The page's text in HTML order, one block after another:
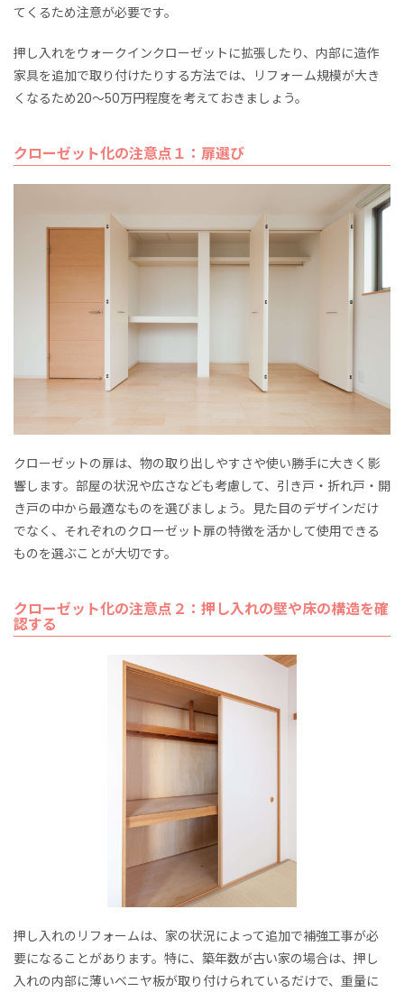
てくるため注意が必要です。
押し入れをウォークインクローゼットに拡張したり、内部に造作
家具を追加で取り付けたりする方法では、リフォーム規模が大き
くなるため20～50万円程度を考えておきましょう。
クローゼット化の注意点１：扉選び
クローゼットの扉は、物の取り出しやすさや使い勝手に大きく影
響します。部屋の状況や広さなども考慮して、引き戸・折れ戸・開
き戸の中から最適なものを選びましょう。見た目のデザインだけ
でなく、それぞれのクローゼット扉の特徴を活かして使用できる
ものを選ぶことが大切です。
クローゼット化の注意点２：押し入れの壁や床の構造を確
認する
押し入れのリフォームは、家の状況によって追加で補強工事が必
要になることがあります。特に、築年数が古い家の場合は、押し
入れの内部に薄いベニヤ板が取り付けられているだけで、重量に